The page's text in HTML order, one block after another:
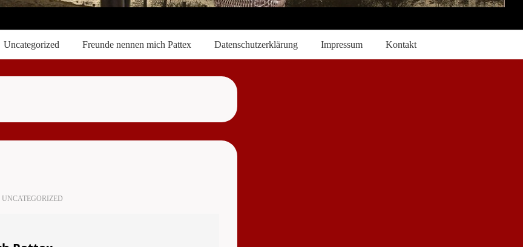
Uncategorized Freunde nennen mich Pattex Datenschutzerklärung Impressum Kontakt
UNCATEGORIZED